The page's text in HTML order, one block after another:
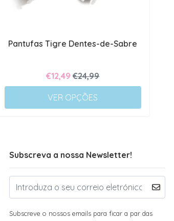
Pantufas Tigre Dentes-de-Sabre
€12,49 €24,99
VER OPÇÕES
Subscreva a nossa Newsletter!
Subscreve o nossos emails para ficar a par das